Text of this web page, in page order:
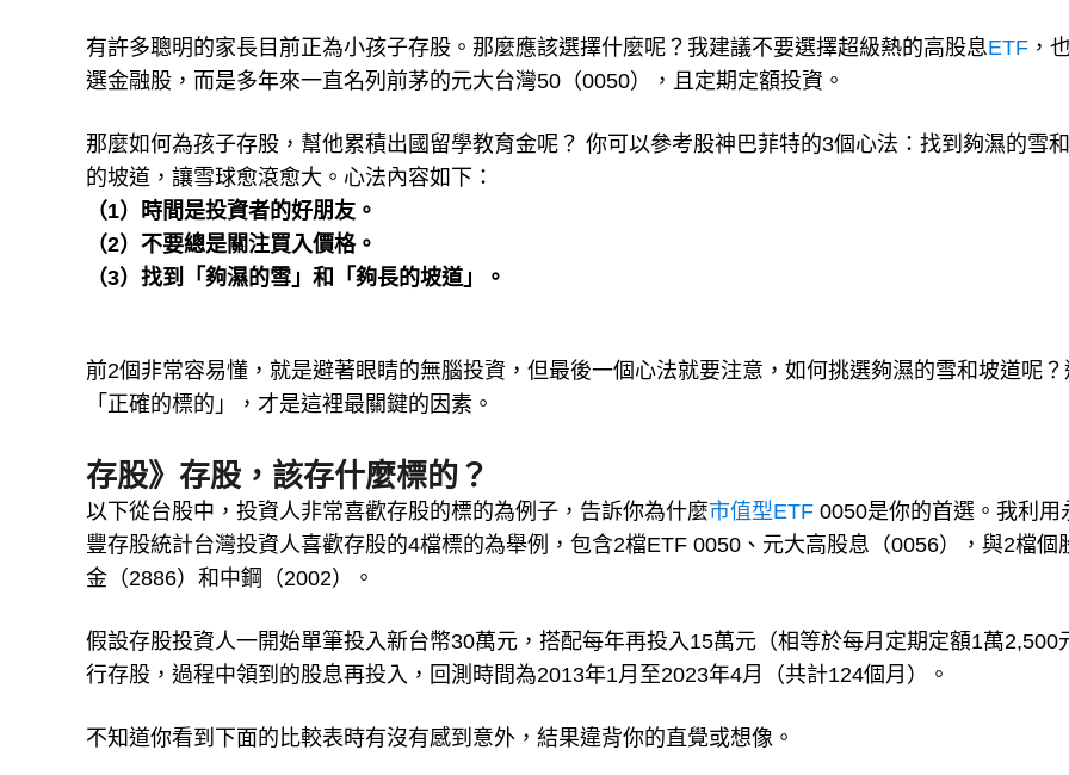
有許多聰明的家長目前正為小孩子存股。那麼應該選擇什麼呢？我建議不要選擇超級熱的高股息ETF ，
選金融股，而是多年來一直名列前茅的元大台灣50（0050），且定期定額投資。
那麼如何為孩子存股，幫他累積出國留學教育金呢？ 你可以參考股神巴菲特的3個心法：找到夠濕的雪
的坡道，讓雪球愈滾愈大。心法內容如下：
（1）時間是投資者的好朋友。
（2）不要總是關注買入價格。
（3）找到「夠濕的雪」和「夠長的坡道」。
前2個非常容易懂，就是避著眼睛的無腦投資，但最後一個心法就要注意，如何挑選夠濕的雪和坡道呢？
「正確的標的」，才是這裡最關鍵的因素。
存股》存股，該存什麼標的？
以下從台股中，投資人非常喜歡存股的標的為例子，告訴你為什麼市值型ETF 0050是你的首選。我利用
豐存股統計台灣投資人喜歡存股的4檔標的為舉例，包含2檔ETF 0050、元大高股息（0056），與2檔個
金（2886）和中鋼（2002）。
假設存股投資人一開始單筆投入新台幣30萬元，搭配每年再投入15萬元（相等於每月定期定額1萬2,500
行存股，過程中領到的股息再投入，回測時間為2013年1月至2023年4月（共計124個月）。
不知道你看到下面的比較表時有沒有感到意外，結果違背你的直覺或想像。